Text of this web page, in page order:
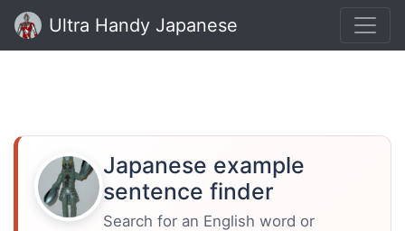
Ultra Handy Japanese
Japanese example
sentence finder
Search for an English word or